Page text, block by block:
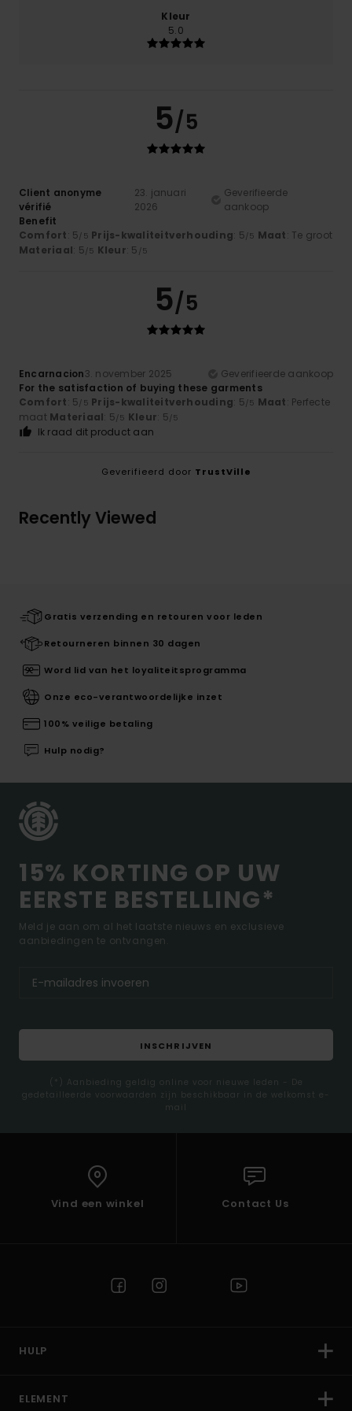
Kleur
5.0
5/5
Client anonyme
vérifié
23. januari
2026
Geverifieerde
aankoop
Benefit
Comfort: 5/5 Prijs-kwaliteitverhouding: 5/5 Maat: Te groot
Materiaal: 5/5 Kleur: 5 /5
5/5
Encarnacion3. november 2025
Geverifieerde aankoop
For the satisfaction of buying these garments
Comfort: 5/5 Prijs-kwaliteitverhouding: 5/5 Maat: Perfecte
maat Materiaal: 5/5 Kleur: 5/5
Ik raad dit product aan
Geverifieerd door TrustVille
Recently Viewed
Gratis verzending en retouren voor leden
Retourneren binnen 30 dagen
Word lid van het loyaliteitsprogramma
Onze eco-verantwoordelijke inzet
100% veilige betaling
Hulp nodig?
15% KORTING OP UW
EERSTE BESTELLING*
Meld je aan om al het laatste nieuws en exclusieve
aanbiedingen te ontvangen.
INSCHRIJVEN
(*) Aanbieding geldig online voor nieuwe leden - De
gedetailleerde voorwaarden zijn beschikbaar in de welkomst e-
mail
Vind een winkel Contact Us
HULP
ELEMENT